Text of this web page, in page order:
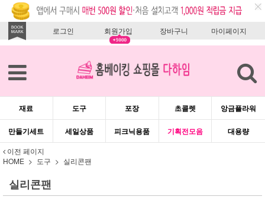
로그인 회원가입 장바구니 마이페이지
재료 도구 포장 초콜렛 앙금플라워
만들기세트 세일상품 피크닉용품 기획전모음 대용량
이전 페이지
HOME
도구 실리콘팬
실리콘팬